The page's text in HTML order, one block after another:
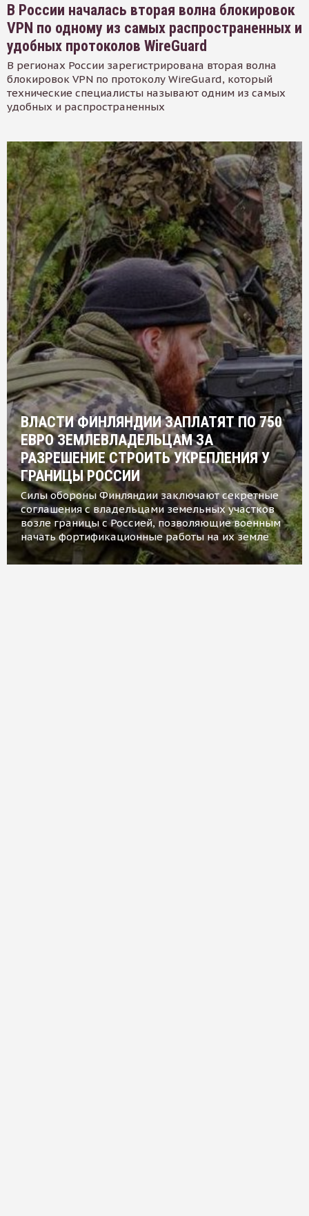
В России началась вторая волна блокировок
VPN по одному из самых распространенных и
удобных протоколов WireGuard
В регионах России зарегистрирована вторая волна
блокировок VPN по протоколу WireGuard, который
технические специалисты называют одним из самых
удобных и распространенных
ВЛАСТИ ФИНЛЯНДИИ ЗАПЛАТЯТ ПО 750
ЕВРО ЗЕМЛЕВЛАДЕЛЬЦАМ ЗА
РАЗРЕШЕНИЕ СТРОИТЬ УКРЕПЛЕНИЯ У
ГРАНИЦЫ РОССИИ
Силы обороны Финляндии заключают секретные
соглашения с владельцами земельных участков
возле границы с Россией, позволяющие военным
начать фортификационные работы на их земле